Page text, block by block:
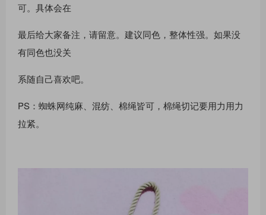
可。具体会在
最后给⼤家备注，请留意。建议同⾊，整体性强。如果没
有同⾊也没关
系随⾃⼰喜欢吧。
PS：蜘蛛⽹纯⿇、混纺、棉绳皆可，棉绳切记要⽤⼒⽤⼒
拉紧。